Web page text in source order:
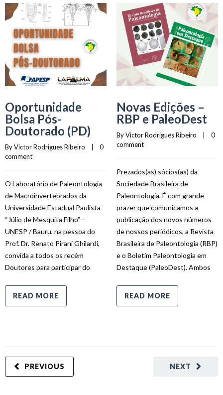
Oportunidade
Bolsa Pós-
Doutorado (PD)
By Victor Rodrigues Ribeiro
    |
0
comment
O Laboratório de Paleontologia
de Macroinvertebrados da
Universidade Estadual Paulista
“Júlio de Mesquita Filho” –
UNESP / Bauru, na pessoa do
Prof. Dr. Renato Pirani Ghilardi,
convida a todos os recém
Doutores para participar do
READ MORE
Novas Edições –
RBP e PaleoDest
By Victor Rodrigues Ribeiro
    |
0
comment
Prezados(as) sócios(as) da
Sociedade Brasileira de
Paleontologia, É com grande
prazer que comunicamos a
publicação dos novos números
de nossos periódicos, a Revista
Brasileira de Paleontologia (RBP)
e o Boletim Paleontologia em
Destaque (PaleoDest). Ambos
READ MORE
NEXT
PREVIOUS